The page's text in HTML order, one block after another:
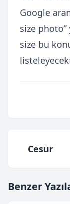
Google
size
size bu
Cesur
Benzer